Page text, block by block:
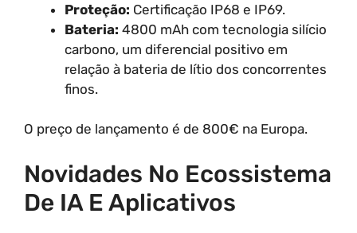
Proteção: Certificação IP68 e IP69.
Bateria: 4800 mAh com tecnologia silício
carbono, um diferencial positivo em
relação à bateria de lítio dos concorrentes
finos.
O preço de lançamento é de 800€ na Europa.
Novidades No Ecossistema
De IA E Aplicativos